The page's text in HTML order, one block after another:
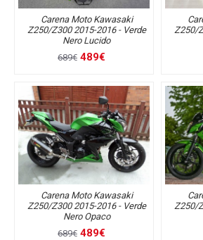
Carena Moto Kawasaki
Z250/Z300 2015-2016 - Verde
Nero Lucido
689€ 489€
Z250/
Carena Moto Kawasaki
Z250/Z300 2015-2016 - Verde
Nero Opaco
689€ 489€
Z250/